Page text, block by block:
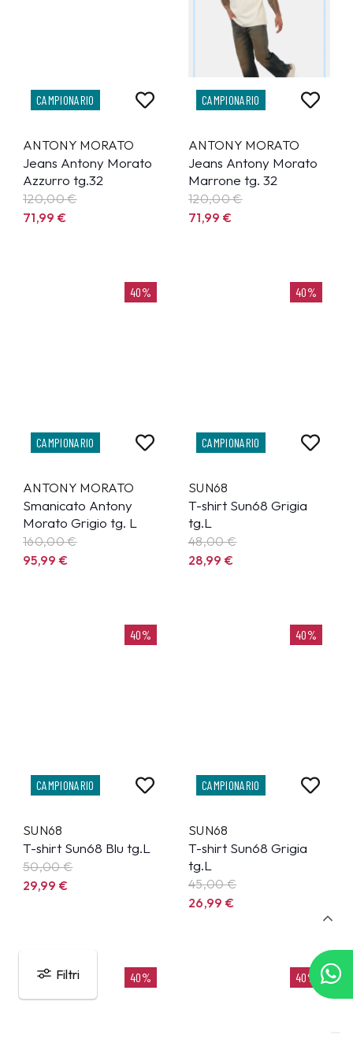
Filtri
CAMPIONARIO
ANTONY MORATO
Jeans Antony Morato
Azzurro tg.32
120,00 €
71,99€
CAMPIONARIO
ANTONY MORATO
Jeans Antony Morato
Marrone tg. 32
120,00 €
71,99€
40%
CAMPIONARIO
ANTONY MORATO
Smanicato Antony
Morato Grigio tg. L
160,00 €
95,99€
40%
CAMPIONARIO
SUN68
T-shirt Sun68 Grigia
tg.L
48,00 €
28,99€
40%
CAMPIONARIO
SUN68
T-shirt Sun68 Blu tg.L
50,00 €
29,99€
40%
CAMPIONARIO
SUN68
T-shirt Sun68 Grigia
tg.L
45,00 €
26,99€
40% 40%